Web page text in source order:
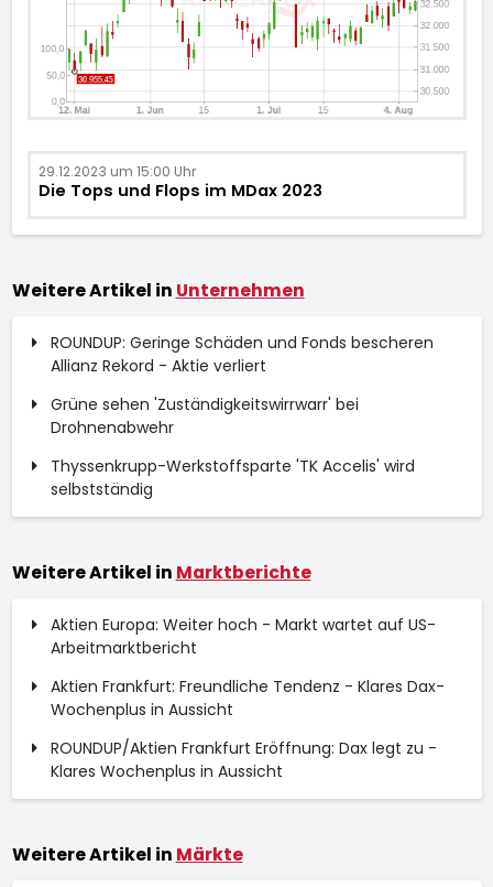
29.12.2023 um 15:00 Uhr
Die Tops und Flops im MDax 2023
Weitere Artikel in Unternehmen
ROUNDUP: Geringe Schäden und Fonds bescheren
Allianz Rekord - Aktie verliert
Grüne sehen 'Zuständigkeitswirrwarr' bei
Drohnenabwehr
Thyssenkrupp-Werkstoffsparte 'TK Accelis' wird
selbstständig
Weitere Artikel in Marktberichte
Aktien Europa: Weiter hoch - Markt wartet auf US-
Arbeitmarktbericht
Aktien Frankfurt: Freundliche Tendenz - Klares Dax-
Wochenplus in Aussicht
ROUNDUP/Aktien Frankfurt Eröffnung: Dax legt zu -
Klares Wochenplus in Aussicht
Weitere Artikel in Märkte